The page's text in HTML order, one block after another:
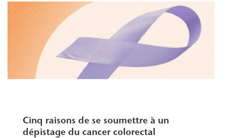
Cinq raisons de se soumettre à un
dépistage du cancer colorectal